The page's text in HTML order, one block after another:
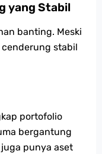
yang Stabil
banting. Meski
stabil
portofolio
bergantung
punya aset